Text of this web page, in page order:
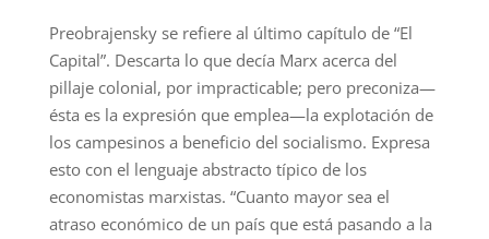
Preobrajensky se refiere al último capítulo de “El
Capital”. Descarta lo que decía Marx acerca del
pillaje colonial, por impracticable; pero preconiza—
ésta es la expresión que emplea—la explotación de
los campesinos a beneficio del socialismo. Expresa
esto con el lenguaje abstracto típico de los
economistas marxistas. “Cuanto mayor sea el
atraso económico de un país que está pasando a la